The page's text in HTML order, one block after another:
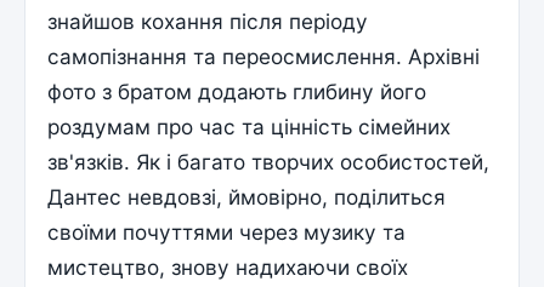
знайшов кохання після періоду
самопізнання та переосмислення. Архівні
фото з братом додають глибину його
роздумам про час та цінність сімейних
зв'язків. Як і багато творчих особистостей,
Дантес невдовзі, ймовірно, поділиться
своїми почуттями через музику та
мистецтво, знову надихаючи своїх